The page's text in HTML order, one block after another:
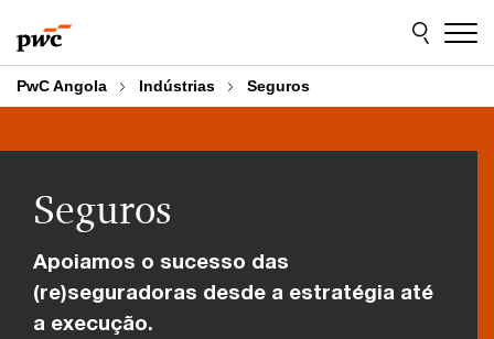
to
content
to
footer
PwC Angola Indústrias Seguros
Seguros
Apoiamos o sucesso das
(re)seguradoras desde a estratégia até
a execução.